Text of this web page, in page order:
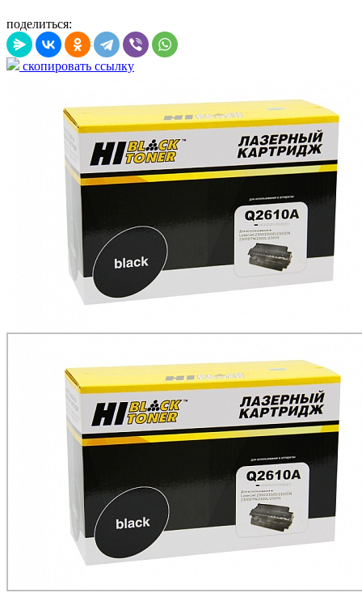
поделиться:
скопировать ссылку